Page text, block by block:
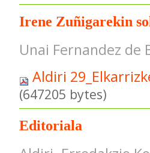
Irene Zuñigarekin
Unai Fernandez de
Aldiri
(647205 bytes)
Editoriala